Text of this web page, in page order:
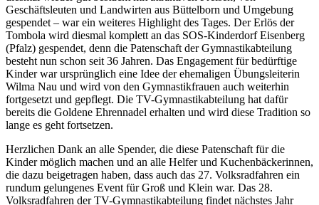
Geschäftsleuten und Landwirten aus Büttelborn und Umgebung
gespendet – war ein weiteres Highlight des Tages. Der Erlös der
Tombola wird diesmal komplett an das SOS-Kinderdorf Eisenberg
(Pfalz) gespendet, denn die Patenschaft der Gymnastikabteilung
besteht nun schon seit 36 Jahren. Das Engagement für bedürftige
Kinder war ursprünglich eine Idee der ehemaligen Übungsleiterin
Wilma Nau und wird von den Gymnastikfrauen auch weiterhin
fortgesetzt und gepflegt. Die TV-Gymnastikabteilung hat dafür
bereits die Goldene Ehrennadel erhalten und wird diese Tradition so
lange es geht fortsetzen.
Herzlichen Dank an alle Spender, die diese Patenschaft für die
Kinder möglich machen und an alle Helfer und Kuchenbäckerinnen,
die dazu beigetragen haben, dass auch das 27. Volksradfahren ein
rundum gelungenes Event für Groß und Klein war. Das 28.
Volksradfahren der TV-Gymnastikabteilung findet nächstes Jahr